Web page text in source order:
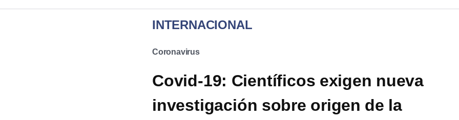
INTERNACIONAL
Coronavirus
Covid-19: Científicos exigen nueva
investigación sobre origen de la